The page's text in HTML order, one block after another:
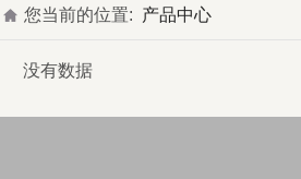
您当前的位置: 产品中心
没有数据